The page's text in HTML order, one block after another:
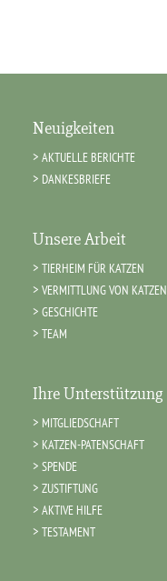
Neuigkeiten
AKTUELLE BERICHTE
DANKESBRIEFE
Unsere Arbeit
TIERHEIM FÜR KATZEN
VERMITTLUNG VON KATZEN
GESCHICHTE
TEAM
Ihre Unterstützung
MITGLIEDSCHAFT
KATZEN-PATENSCHAFT
SPENDE
ZUSTIFTUNG
AKTIVE HILFE
TESTAMENT